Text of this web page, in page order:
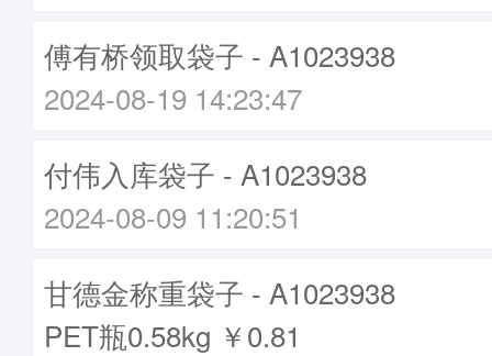
傅有桥领取袋子 - A1023938
2024-08-19 14:23:47
付伟入库袋子 - A1023938
2024-08-09 11:20:51
甘德金称重袋子 - A1023938
PET瓶0.58kg ￥0.81